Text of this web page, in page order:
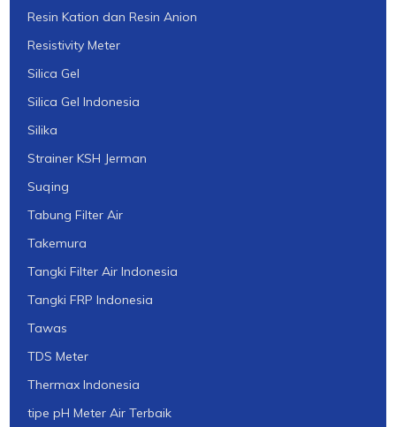
Resin Kation dan Resin Anion
Resistivity Meter
Silica Gel
Silica Gel Indonesia
Silika
Strainer KSH Jerman
Suqing
Tabung Filter Air
Takemura
Tangki Filter Air Indonesia
Tangki FRP Indonesia
Tawas
TDS Meter
Thermax Indonesia
tipe pH Meter Air Terbaik